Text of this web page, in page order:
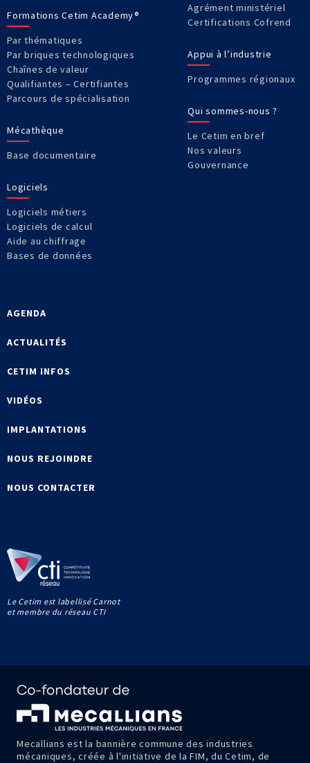
Le Cetim est labellisé Carnot
et membre du réseau CTI
Formations Cetim Academy®
Par thématiques
Par briques technologiques
Chaînes de valeur
Qualifiantes – Certifiantes
Parcours de spécialisation
Mécathèque
Base documentaire
Logiciels
Logiciels métiers
Logiciels de calcul
Aide au chiffrage
Bases de données
Agrément ministériel
Certifications Cofrend
Appui à l’industrie
Programmes régionaux
Qui sommes-nous ?
Le Cetim en bref
Nos valeurs
Gouvernance
AGENDA
ACTUALITÉS
CETIM INFOS
VIDÉOS
IMPLANTATIONS
NOUS REJOINDRE
NOUS CONTACTER
Mecallians est la bannière commune des industries
mécaniques, créée à l'initiative de la FIM, du Cetim, de